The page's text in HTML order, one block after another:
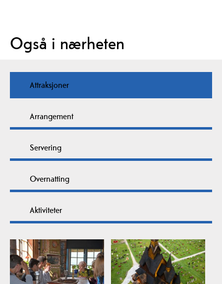
Også i nærheten
Attraksjoner
Arrangement
Servering
Overnatting
Aktiviteter